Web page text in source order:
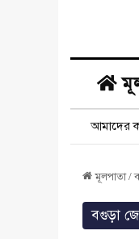
আমাদের
মূলপাতা/
বগুড়া